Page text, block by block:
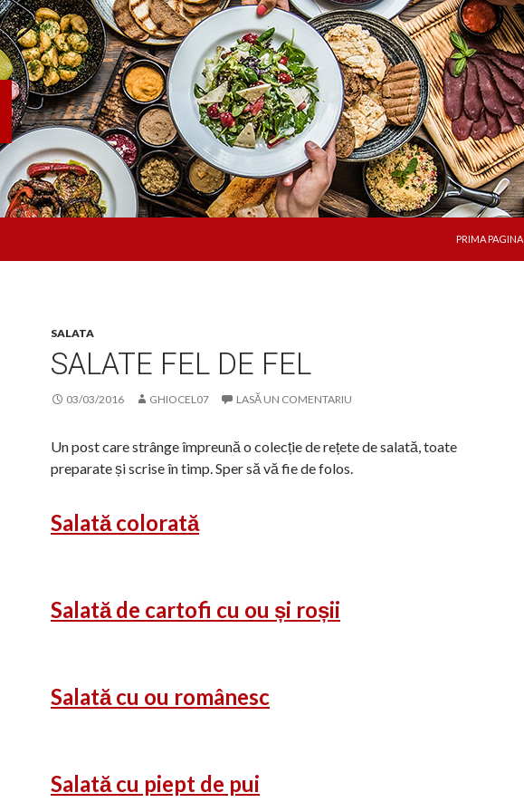
PRIMA PAGINA
SALATA
SALATE FEL DE FEL
03/03/2016 GHIOCEL07 LASĂ UN COMENTARIU
Un post care strânge împreună o colecție de rețete de salată, toate
preparate și scrise în timp. Sper să vă fie de folos.
Salată colorată
Salată de cartofi cu ou și roșii
Salată cu ou românesc
Salată cu piept de pui